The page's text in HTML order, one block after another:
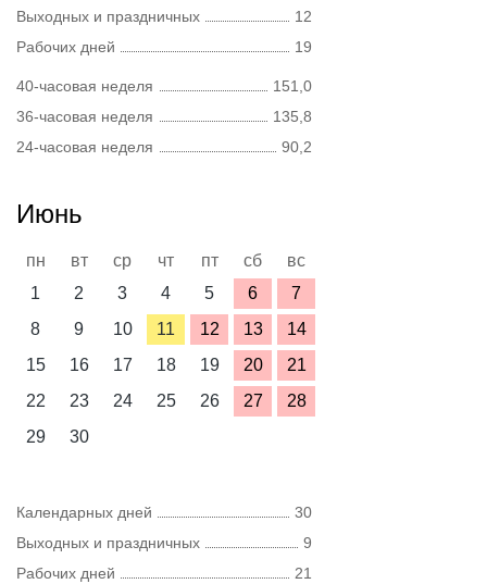
Выходных и праздничных
12
Рабочих дней
19
40-часовая неделя
151,0
36-часовая неделя
135,8
24-часовая неделя
90,2
Июнь
пн вт ср чт пт сб
вс
1
2 3 4 5 6
7
8
9 10 11 12 13
14
15
16 17 18 19 20
21
22
23 24 25 26 27
28
29
30
Календарных дней
30
Выходных и праздничных
9
Рабочих дней
21